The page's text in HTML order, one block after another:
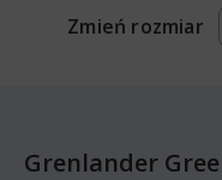
Zmień rozmiar
Grenlander